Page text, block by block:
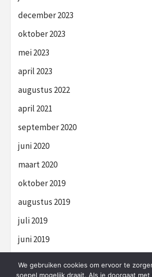
december 2023
oktober 2023
mei 2023
april 2023
augustus 2022
april 2021
september 2020
juni 2020
maart 2020
oktober 2019
augustus 2019
juli 2019
juni 2019
We gebruiken cookies om ervoor te
soepel mogelijk draait. Als je doorgaat